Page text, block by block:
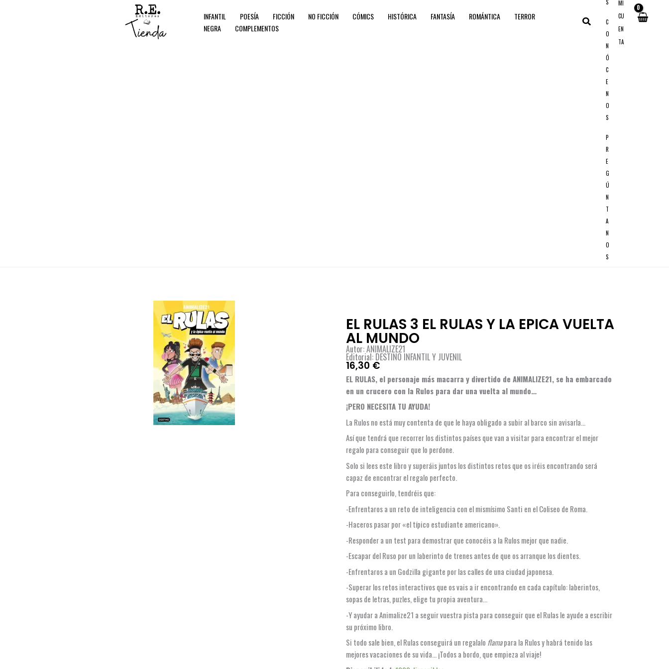
INFANTIL POESÍA FICCIÓN NO FICCIÓN CÓMICS HISTÓRICA FANTASÍA ROMÁNTICA
TERROR
NEGRA
COMPLEMENTOS Buscar
S
C
O
N
Ó
C
E
N
O
S
P
R
E
G
Ú
N
T
A
N
O
S
MI
CU
EN
TA
EL RULAS 3 EL RULAS Y LA EPICA VUELTA
AL MUNDO
Autor: ANIMALIZE21
Editorial: DESTINO INFANTIL Y JUVENIL
16,30 €
EL RULAS, el personaje más macarra y divertido de ANIMALIZE21, se ha embarcado
en un crucero con la Rulos para dar una vuelta al mundo…
¡PERO NECESITA TU AYUDA!
La Rulos no está muy contenta de que le haya obligado a subir al barco sin avisarla…
Así que tendrá que recorrer los distintos países que van a visitar para encontrar el mejor
regalo para conseguir que lo perdone.
Solo si lees este libro y superáis juntos los distintos retos que os iréis encontrando será
capaz de encontrar el regalo perfecto.
Para conseguirlo, tendréis que:
-Enfrentaros a un reto de inteligencia con el mismísimo Santi en el Coliseo de Roma.
-Haceros pasar por «el típico estudiante americano».
-Responder a un test para demostrar que conocéis a la Rulos mejor que nadie.
-Escapar del Ruso por un laberinto de trenes antes de que os arranque los dientes.
-Enfrentaros a un Godzilla gigante por las calles de una ciudad japonesa.
-Superar los retos interactivos que os vais a ir encontrando en cada capítulo: laberintos,
sopas de letras, puzles, elige tu propia aventura…
-Y ayudar a Animalize21 a seguir vuestra pista para conseguir que el Rulas le ayude a escribir
su próximo libro.
Si todo sale bien, el Rulas conseguirá un regalalo flamapara la Rulos y habrá tenido las
mejores vacaciones de su vida… ¡Todos a bordo, que empieza al viaje!